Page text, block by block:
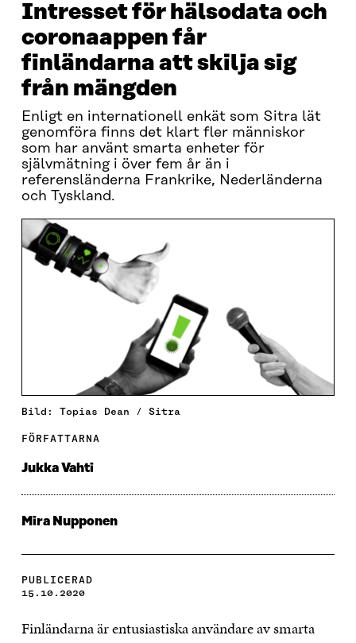
Intresset för hälsodata och
coronaappen får
finländarna att skilja sig
från mängden
Enligt en internationell enkät som Sitra lät
genomföra finns det klart fler människor
som har använt smarta enheter för
självmätning i över fem år än i
referensländerna Frankrike, Nederländerna
och Tyskland.
Bild: Topias Dean / Sitra
FÖRFATTARNA
Jukka Vahti
Mira Nupponen
PUBLICERAD
15.10.2020
Finländarna är entusiastiska användare av smarta